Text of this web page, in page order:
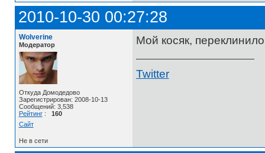
2010-10-30 00:27:28
Wolverine
Модератор
Откуда Домодедово
Зарегистрирован: 2008-10-13
Сообщений: 3,538
Рейтинг: 160
Сайт
Мой косяк,
Twitter
Не в сети